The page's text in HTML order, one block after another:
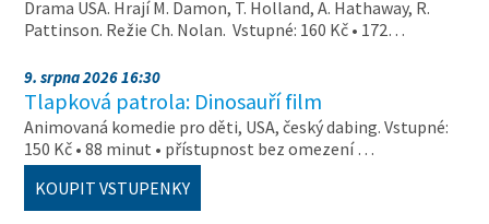
Drama USA. Hrají M. Damon, T. Holland, A. Hathaway, R.
Pattinson. Režie Ch. Nolan. Vstupné: 160 Kč • 172…
9. srpna 2026 16:30
Tlapková patrola: Dinosauří film
Animovaná komedie pro děti, USA, český dabing. Vstupné:
150 Kč • 88 minut • přístupnost bez omezení …
KOUPIT VSTUPENKY